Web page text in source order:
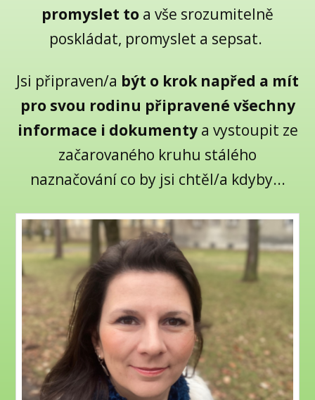
promyslet to a vše srozumitelně
poskládat, promyslet a sepsat.
Jsi připraven/a být o krok napřed a mít
pro svou rodinu připravené všechny
informace i dokumentya vystoupit ze
začarovaného kruhu stálého
naznačování co by jsi chtěl/a kdyby...